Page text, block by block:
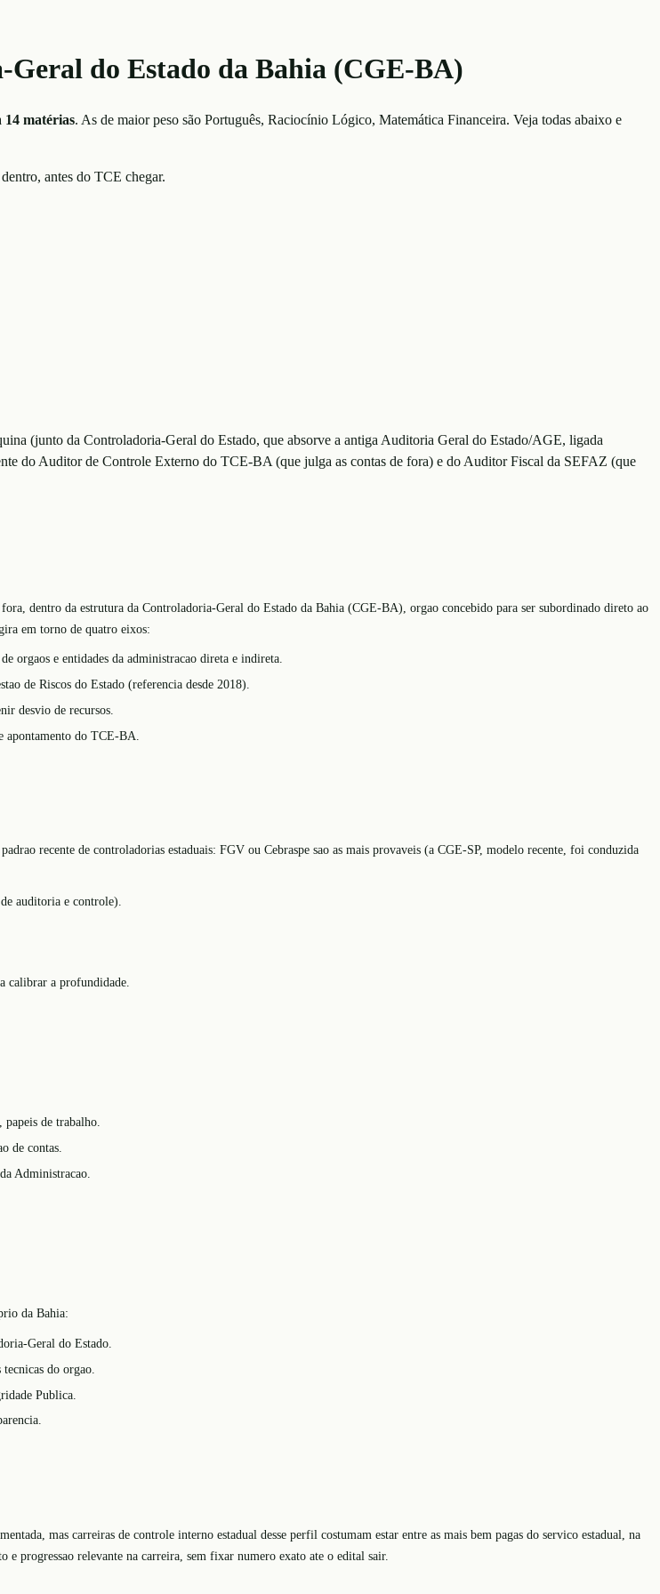
do Estado da Bahia (CGE-BA)
14 matérias. As de maior peso são Português, Raciocínio Lógico, Matemática Financeira. Veja todas abaixo e
antes do TCE chegar.
(junto da Controladoria-Geral do Estado, que absorve a antiga Auditoria Geral do Estado/AGE, ligada
do Auditor de Controle Externo do TCE-BA (que julga as contas de fora) e do Auditor Fiscal da SEFAZ (que
dentro da estrutura da Controladoria-Geral do Estado da Bahia (CGE-BA), orgao concebido para ser subordinado direto ao
em torno de quatro eixos:
orgaos e entidades da administracao direta e indireta.
de Riscos do Estado (referencia desde 2018).
desvio de recursos.
apontamento do TCE-BA.
recente de controladorias estaduais: FGV ou Cebraspe sao as mais provaveis (a CGE-SP, modelo recente, foi conduzida
auditoria e controle).
calibrar a profundidade.
de trabalho.
de contas.
Administracao.
da Bahia:
Geral do Estado.
do orgao.
Publica.
mas carreiras de controle interno estadual desse perfil costumam estar entre as mais bem pagas do servico estadual, na
progressao relevante na carreira, sem fixar numero exato ate o edital sair.